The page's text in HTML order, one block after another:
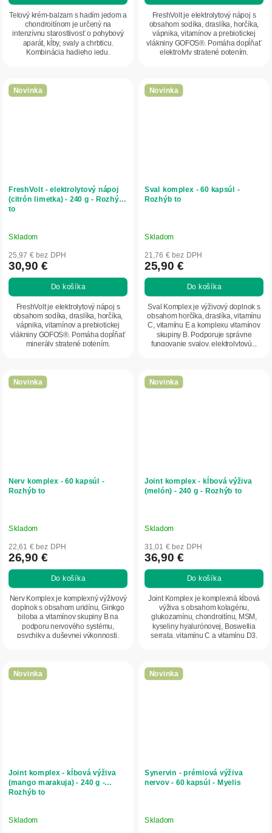
Telový krém-balzam s hadím jedom a
chondroitínom je určený na
intenzívnu starostlivosť o pohybový
aparát, kĺby, svaly a chrbticu.
Kombinácia hadieho jedu,
FreshVolt je elektrolytový nápoj s
obsahom sodíka, draslíka, horčíka,
vápnika, vitamínov a prebiotickej
vlákniny GOFOS®. Pomáha dopĺňať
elektrolyty stratené potením,
Novinka
FreshVolt - elektrolytový nápoj
(citrón limetka) - 240 g - Rozhýb
to
Skladom
25,97 € bez DPH
30,90 €
Do košíka
FreshVolt je elektrolytový nápoj s
obsahom sodíka, draslíka, horčíka,
vápnika, vitamínov a prebiotickej
vlákniny GOFOS®. Pomáha dopĺňať
minerály stratené potením,
Novinka
Sval komplex - 60 kapsúl -
Rozhýb to
Skladom
21,76 € bez DPH
25,90 €
Do košíka
Sval Komplex je výživový doplnok s
obsahom horčíka, draslíka, vitamínu
C, vitamínu E a komplexu vitamínov
skupiny B. Podporuje správne
fungovanie svalov, elektrolytovú...
Novinka
Nerv komplex - 60 kapsúl -
Rozhýb to
Skladom
22,61 € bez DPH
26,90 €
Do košíka
Nerv Komplex je komplexný výživový
doplnok s obsahom uridínu, Ginkgo
biloba a vitamínov skupiny B na
podporu nervového systému,
psychiky a duševnej výkonnosti.
Novinka
Joint komplex - kĺbová výživa
(melón) - 240 g - Rozhýb to
Skladom
31,01 € bez DPH
36,90 €
Do košíka
Joint Komplex je komplexná kĺbová
výživa s obsahom kolagénu,
glukozamínu, chondroitínu, MSM,
kyseliny hyalurónovej, Boswellia
serrata, vitamínu C a vitamínu D3.
Novinka
Joint komplex - kĺbová výživa
(mango marakuja) - 240 g -
Rozhýb to
Skladom
Novinka
Synervin - prémiová výživa
nervov - 60 kapsúl - Myelis
Skladom